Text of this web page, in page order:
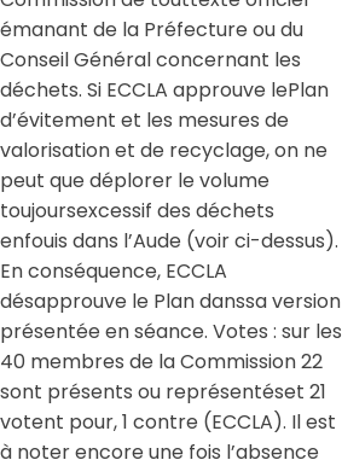
émanant de la Préfecture ou du
Conseil Général concernant les
déchets. Si ECCLA approuve lePlan
d’évitement et les mesures de
valorisation et de recyclage, on ne
peut que déplorer le volume
toujoursexcessif des déchets
enfouis dans l’Aude (voir ci-dessus).
En conséquence, ECCLA
désapprouve le Plan danssa version
présentée en séance. Votes : sur les
40 membres de la Commission 22
sont présents ou représentéset 21
votent pour, 1 contre (ECCLA). Il est
à noter encore une fois l’absence